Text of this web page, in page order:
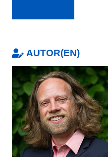
AUTOR(EN)